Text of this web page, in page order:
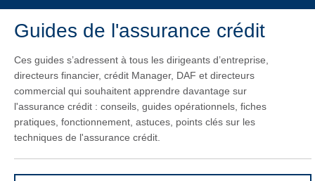
Guides de l'assurance crédit
Ces guides s’adressent à tous les dirigeants d’entreprise,
directeurs financier, crédit Manager, DAF et directeurs
commercial qui souhaitent apprendre davantage sur
l'assurance crédit : conseils, guides opérationnels, fiches
pratiques, fonctionnement, astuces, points clés sur les
techniques de l'assurance crédit.